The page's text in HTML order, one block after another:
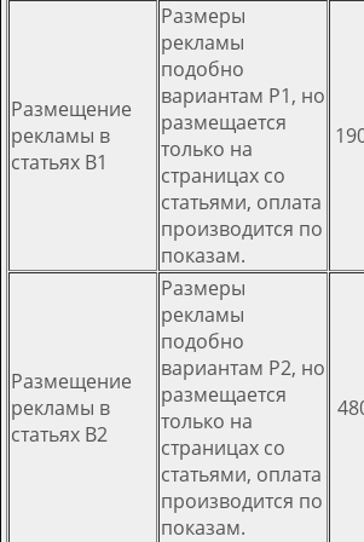
Размещение
рекламы в
статьях В1
Размеры
рекламы
подобно
вариантам Р1, но
размещается
только на
страницах со
статьями, оплата
производится по
показам.
Размещение
рекламы в
статьях В2
Размеры
рекламы
подобно
вариантам Р2, но
размещается
только на
страницах со
статьями, оплата
производится по
показам.